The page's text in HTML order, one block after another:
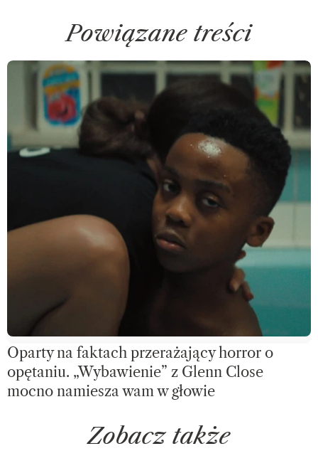
Powiązane treści
Oparty na faktach przerażający horror o
opętaniu. „Wybawienie” z Glenn Close
mocno namiesza wam w głowie
Zobacz także